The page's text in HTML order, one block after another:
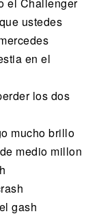
ustedes
en el
los dos
mucho brillo
medio millon
gash